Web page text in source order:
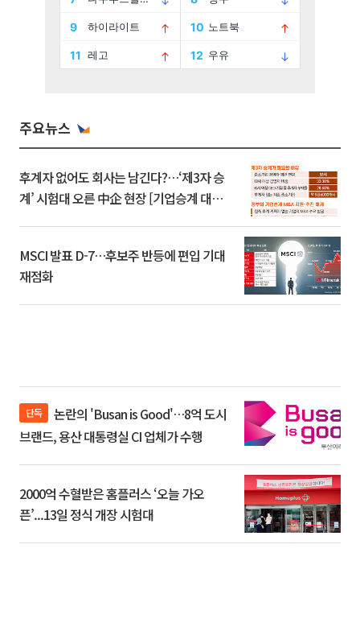
주요뉴스
후계자 없어도 회사는 남긴다?…‘제3자 승
계’ 시험대 오른 中企 현장 [기업승계 대전
MSCI 발표 D-7…후보주 반등에 편입 기대
재점화
단독
브랜드, 용산 대통령실 CI 업체가 수행
2000억 수혈받은 홈플러스 ‘오늘 가오
픈’...13일 정식 개장 시험대